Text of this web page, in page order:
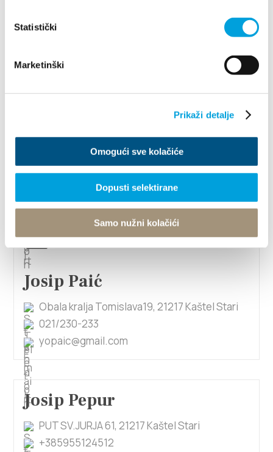
Statistički
Marketinški
Prikaži detalje
Omogući sve kolačiće
Dopusti selektirane
Samo nužni kolačići
Josip Gruić
+385916029052
Josip Lovrić
Banovski put 5, 21217 Kaštel Štafilić
+385981966512
apartmanlovric@gmail.com
Josip Paić
Obala kralja Tomislava19, 21217 Kaštel Stari
021/230-233
yopaic@gmail.com
Josip Pepur
PUT SV.JURJA 61, 21217 Kaštel Stari
+385955124512